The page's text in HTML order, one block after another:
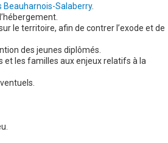
Beauharnois-Salaberry.
le territoire, afin de contrer l’exode et de
des jeunes diplômés.
et les familles aux enjeux relatifs à la